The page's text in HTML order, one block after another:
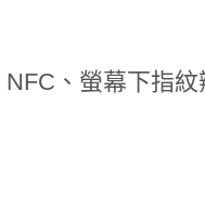
、螢幕下指